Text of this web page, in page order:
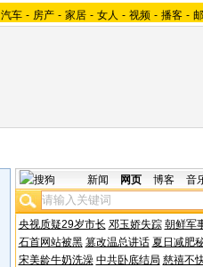
汽车 - 房产 - 家居 - 女人 - 视频 - 播客 -
新闻 网页 博客 音
央视质疑29岁市长 邓玉娇失踪 朝鲜军
石首网站被黑 篡改温总讲话 夏日减肥
宋美龄牛奶洗澡 中共卧底结局 慈禧不